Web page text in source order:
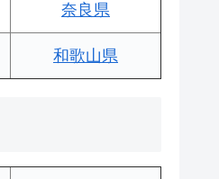
奈良県
和歌山県